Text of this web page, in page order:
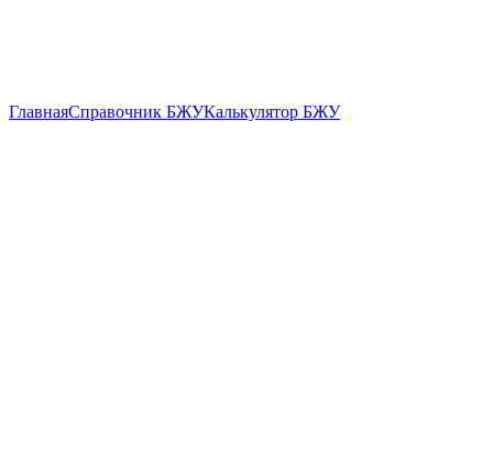
ГлавнаяСправочник БЖУКалькулятор БЖУ